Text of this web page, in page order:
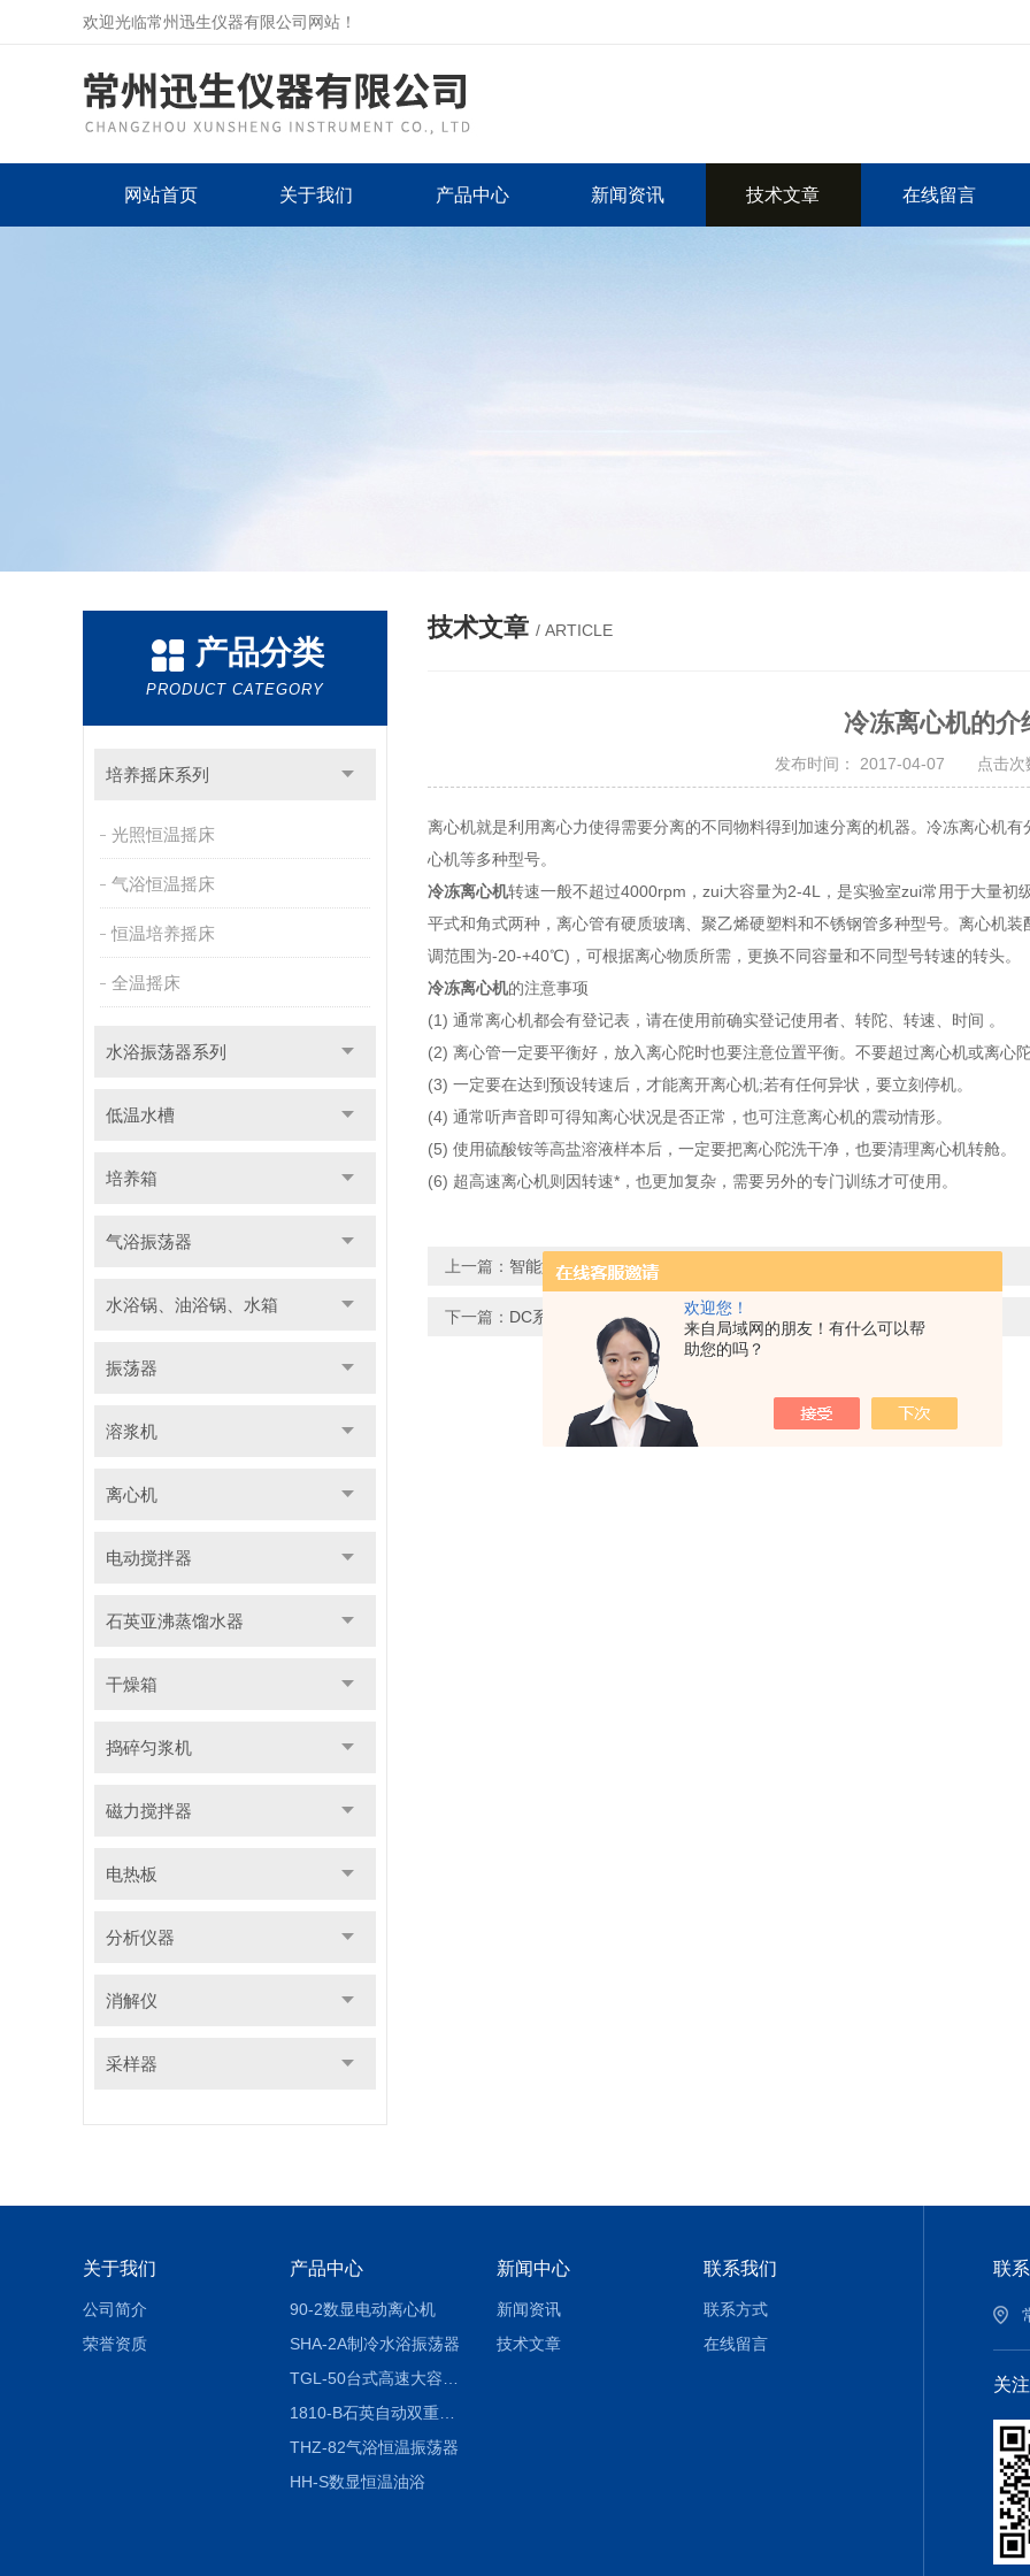
欢迎您！
来自局域网的朋友！有什么可以帮
助您的吗？
欢迎光临常州迅生仪器有限公司网站！
网站首页 关于我们 产品中心 新闻资讯 技术文章 在线留言
产品分类
PRODUCT CATEGORY
培养摇床系列
光照恒温摇床
气浴恒温摇床
恒温培养摇床
全温摇床
水浴振荡器系列
低温水槽
培养箱
气浴振荡器
水浴锅、油浴锅、水箱
振荡器
溶浆机
离心机
电动搅拌器
石英亚沸蒸馏水器
干燥箱
捣碎匀浆机
磁力搅拌器
电热板
分析仪器
消解仪
采样器
技术文章 / ARTICLE
冷冻离心机的介
发布时间： 2017-04-07 点击次
离心机就是利用离心力使得需要分离的不同物料得到加速分离的机器。冷冻离心机
心机等多种型号。
冷冻离心机转速一般不超过4000rpm，zui大容量为2-4L，是实验室zui常用于大量
平式和角式两种，离心管有硬质玻璃、聚乙烯硬塑料和不锈钢管多种型号。离心机
调范围为-20-+40℃)，可根据离心物质所需，更换不同容量和不同型号转速的转头。
冷冻离心机的注意事项
(1) 通常离心机都会有登记表，请在使用前确实登记使用者、转陀、转速、时间 。
(2) 离心管一定要平衡好，放入离心陀时也要注意位置平衡。不要超过离心机或离心
(3) 一定要在达到预设转速后，才能离开离心机;若有任何异状，要立刻停机。
(4) 通常听声音即可得知离心状况是否正常，也可注意离心机的震动情形。
(5) 使用硫酸铵等高盐溶液样本后，一定要把离心陀洗干净，也要清理离心机转舱。
(6) 超高速离心机则因转速*，也更加复杂，需要另外的专门训练才可使用。
上一篇： 智能型往返式水浴震荡摇床
下一篇： DC系列低温恒温槽产品特点
关于我们
公司简介
荣誉资质
产品中心
90-2数显电动离心机
SHA-2A制冷水浴振荡器
1810-B石英自动双重纯水蒸馏水器
THZ-82气浴恒温振荡器
HH-S数显恒温油浴
新闻中心
新闻资讯
技术文章
联系我们
联系方式
在线留言
联
关